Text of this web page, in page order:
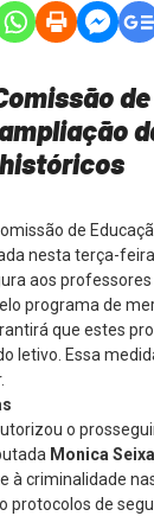
de
nesta terça-
aos
programa de
que estes
letivo. Essa
o
Monica
à criminalidade
protocolos de